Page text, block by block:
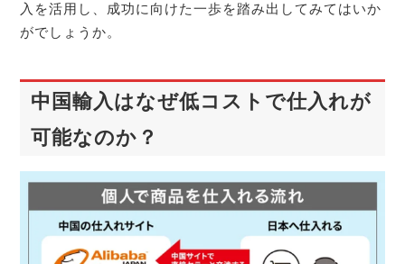
入を活用し、成功に向けた一歩を踏み出してみてはいか
がでしょうか。
中国輸入はなぜ低コストで仕入れが
可能なのか？